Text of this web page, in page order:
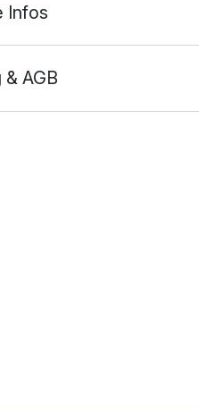
Infos
& AGB